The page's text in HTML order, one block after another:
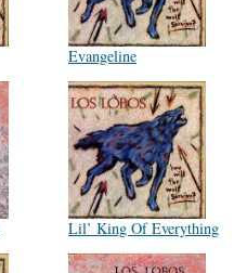
Evangeline
Lil’ King Of Everything